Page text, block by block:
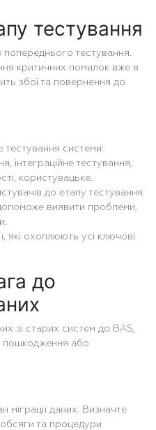
тестування
тестування.
критичних помилок вже в
збої та повернення до
тестування системи:
інтеграційне тестування,
користувацьке.
до етапу тестування.
допоможе виявити проблеми,
які охоплюють усі ключові
до
зі старих систем до BAS,
пошкодження або
міграції даних. Визначте
та процедури